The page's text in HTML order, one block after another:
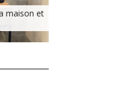
maison et